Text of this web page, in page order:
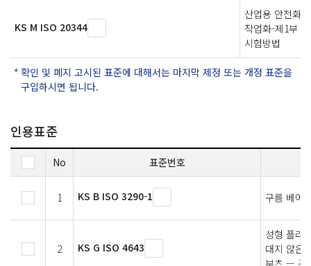
KS M ISO 20344
산업용 안전화,
작업화-제1부
시험방법
확인 및 폐지 고시된 표준에 대해서는 마지막 제정 또는 개정 표준을
구입하시면 됩니다.
인용표준
No 표준번호
1 KS B ISO 3290-1 구름 베어
2 KS G ISO 4643
성형 플라
대지 않은
부츠 — 규